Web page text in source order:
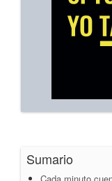
Sumario